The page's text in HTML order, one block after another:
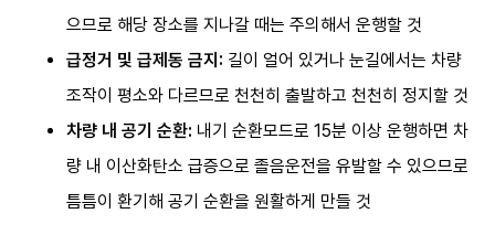
으므로 해당 장소를 지나갈 때는 주의해서 운행할 것
급정거 및 급제동 금지: 길이 얼어 있거나 눈길에서는 차량
조작이 평소와 다르므로 천천히 출발하고 천천히 정지할 것
차량 내 공기 순환: 내기 순환모드로 15분 이상 운행하면 차
량 내 이산화탄소 급증으로 졸음운전을 유발할 수 있으므로
틈틈이 환기해 공기 순환을 원활하게 만들 것